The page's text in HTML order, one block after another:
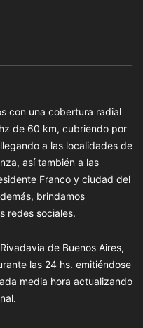
con una cobertura radial
de 60 km, cubriendo por
a las localidades de
así también a las
Franco y ciudad del
brindamos
redes sociales.
de Buenos Aires,
las 24 hs. emitiéndose
media hora actualizando